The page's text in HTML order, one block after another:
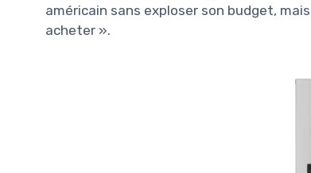
américain sans exploser son budget,
acheter ».